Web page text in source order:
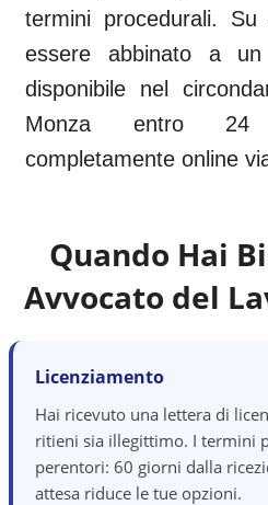
termini procedurali. Su
essere abbinato a un
disponibile nel
Monza entro 24
completamente online
Quando Hai
Avvocato del
Licenziamento
Hai ricevuto una lettera di
ritieni sia illegittimo. I termini
perentori: 60 giorni dalla
attesa riduce le tue opzioni.